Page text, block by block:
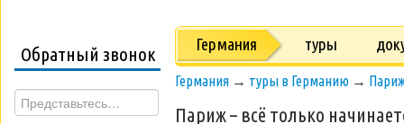
Обратный звонок Германия туры
Германия → туры в Германию →
Париж – всё только